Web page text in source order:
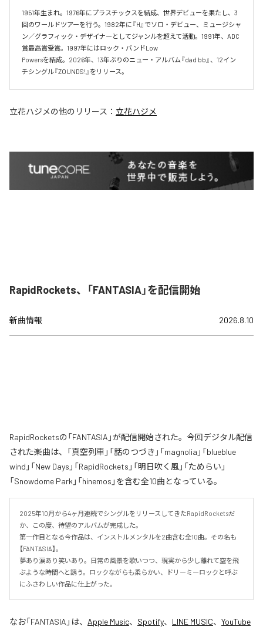
1951年生まれ。1976年にプラスチックスを結成、世界デビューを果たし、3
回のワールドツアーを行う。1982年に『H』でソロ・デビュー、ミュージシャ
ン／グラフィック・デザイナーとしてジャンルを超えて活動。1991年、ADC
賞最高賞受賞。1997年にはロック・バンドLow
Powersを結成。2026年、13年ぶりのニュー・アルバム『dad bb』、12イン
チシングル『ZOUNDS!』をリリース。
立花ハジメの他のリリース： 立花ハジメ
RapidRockets、「FANTASIA」を配信開始
新曲情報 2026.8.10
RapidRocketsの「FANTASIA」が配信開始された。今回デジタル配信
された楽曲は、「真空列車」「話のつづき」「magnolia」「blueblue
wind」「New Days」「RapidRockets」「明日吹く風」「ためらい」
「Snowdome Park」「hinemos」を含む全10曲となっている。
2025年10月から4ヶ月連続でシングルをリリースしてきたRapidRocketsだ
か、この度、待望のアルバムが完成した。
第一作目となる今作品は、インストルメンタルを2曲含む全10曲。その名も
【FANTASIA】。
夢あり涙あり笑いあり。日常の風景を歌いつつ、現実から少し離れて空を飛
ぶような時間へと誘う。ロックながらも柔らかい、ドリーミーロックと呼ぶ
にふさわしい作品に仕上がった。
なお「FANTASIA 」は、 Apple Music、 Spotify、 LINE MUSIC、 YouTube